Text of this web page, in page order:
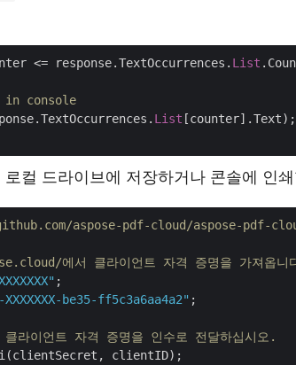
<= response.TextOccurrences. List
console
List [counter].Text);
컬 드라이브에 저장하거나 콘솔에 인
aspose-pdf-cloud/aspose-pdf-
에서 클라이언트 자격 증명을 가져옵니
XXXXXXX-be35-ff5c3a6aa4a2" ;
라이언트 자격 증명을 인수로 전달하십시오.
clientID);